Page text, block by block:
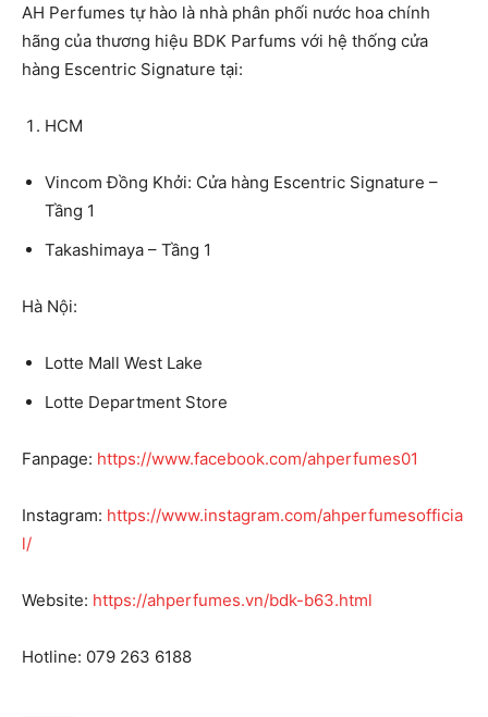
AH Perfumes tự hào là nhà phân phối nước hoa chính
hãng của thương hiệu BDK Parfums với hệ thống cửa
hàng Escentric Signature tại:
HCM
Vincom Đồng Khởi: Cửa hàng Escentric Signature –
Tầng 1
Takashimaya – Tầng 1
Hà Nội:
Lotte Mall West Lake
Lotte Department Store
Fanpage: https://www.facebook.com/ahperfumes01
Instagram: https://www.instagram.com/ahperfumesofficia
l/
Website: https://ahperfumes.vn/bdk-b63.html
Hotline: 079 263 6188